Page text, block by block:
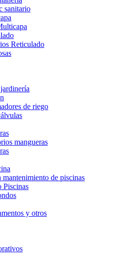
sanitario
Reticulado
de riego
mangueras
mantenimiento de piscinas
Piscinas
y otros